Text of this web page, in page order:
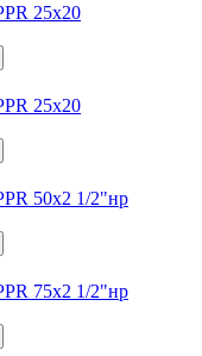
25x20
25x20
50x2 1/2"нр
75x2 1/2"нр